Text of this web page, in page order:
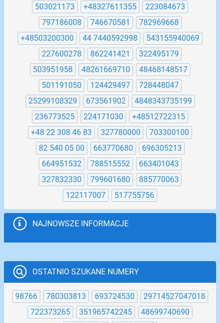
503021173 +48327611355
223084673
797186008
746670581
782969668
+48503200300
44 7440592998
543155940069
227600278
862241421
322495179
503951958
48261669710
48468148517
501191050
124429497
728448047
25299108329
673561902
4848343735199
236773525
224171030
+48512722315
+48 22 308 46 83
327780000
703300100
82 540 05 00
663770680
696305213
664951532
788515552
663401043
327832330
799601680
885770063
122117007
517755756
NAJNOWSZE INFORMACJE
OSTATNIO SZUKANE NUMERY
98766 780303813 693724530
29714527047018
722373265
351965742245
48699740690